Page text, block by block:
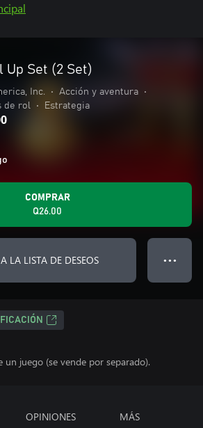
Up Set (2 Set)
Inc. • Acción y aventura
•
de rol
• Estrategia
COMPRAR
Q26.00
LA LISTA DE DESEOS ● ● ●
un juego (se vende por separado).
OPINIONES MÁS